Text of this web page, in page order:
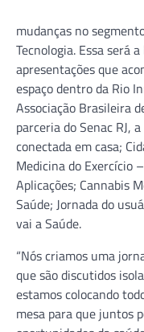
mudanças no
Tecnologia. Essa será
apresentações que
espaço dentro da Rio
Associação Brasileira
parceria do Senac RJ,
conectada em casa;
Medicina do Exercício
Aplicações; Cannabis
Saúde; Jornada do
vai a Saúde.
“Nós criamos uma
que são discutidos
estamos colocando
mesa para que juntos